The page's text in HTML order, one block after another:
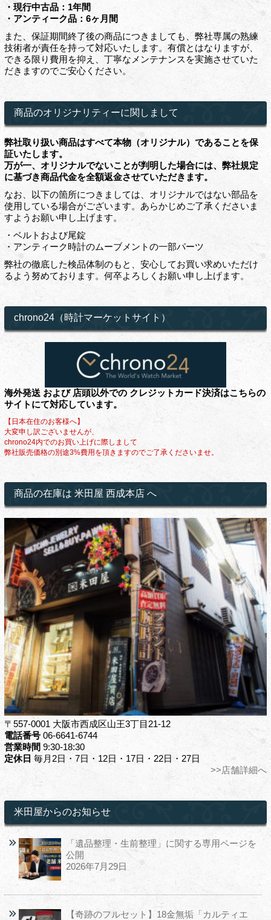
・現行中古品：1年間
・アンティーク品：6ヶ月間
また、保証期間終了後の商品につきましても、弊社専属の熟練
技術者が責任を持って対応いたします。有償とはなりますが、
できる限り費用を抑え、丁寧なメンテナンスを実施させていた
だきますのでご安心ください。
商品のオリジナリティーに関しまして
弊社取り扱い商品はすべて本物（オリジナル）であることを保
証いたします。
万が一、オリジナルでないことが判明した場合には、弊社規定
に基づき商品代金を全額返金させていただきます。
なお、以下の箇所につきましては、オリジナルではない部品を
使用している場合がございます。あらかじめご了承くださいま
すようお願い申し上げます。
・ベルトおよび尾錠
・アンティーク時計のムーブメントの一部パーツ
弊社の徹底した検品体制のもと、安心してお買い求めいただけ
るよう努めております。何卒よろしくお願い申し上げます。
chrono24（時計マーケットサイト）
海外発送 および 店頭以外での クレジットカード決済はこちらの
サイトにて対応しています。
【日本在住のお客様へ】
大変申し訳ございませんが、
chrono24内でのお買い上げに際しまして
弊社販売価格の別途3%費用を頂きますのでご了承くださいませ。
商品の在庫は 米田屋 西成本店 へ
〒557-0001 大阪市西成区山王3丁目21-12
電話番号06-6641-6744
営業時間 9:30-18:30
定休日 毎月2日・7日・12日・17日・22日・27日
>>店舗詳細へ
米田屋からのお知らせ
「遺品整理・生前整理」に関する専用ページを
公開
2026年7月29日
【奇跡のフルセット】18金無垢「カルティエ